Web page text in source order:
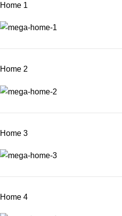
Home 1
Home 2
Home 3
Home 4